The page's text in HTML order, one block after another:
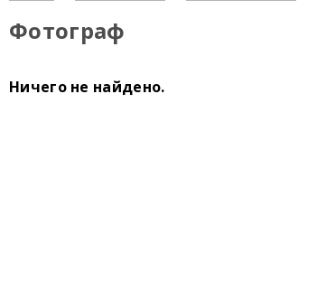
Фотограф
Ничего не найдено.